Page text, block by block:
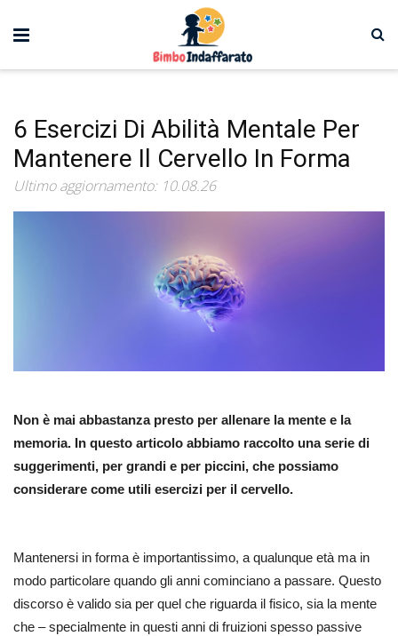
6 Esercizi Di Abilità Mentale Per
Mantenere Il Cervello In Forma
Ultimo aggiornamento: 10.08.26
Non è mai abbastanza presto per allenare la mente e la
memoria. In questo articolo abbiamo raccolto una serie di
suggerimenti, per grandi e per piccini, che possiamo
considerare come utili esercizi per il cervello.
Mantenersi in forma è importantissimo, a qualunque età ma in
modo particolare quando gli anni cominciano a passare. Questo
discorso è valido sia per quel che riguarda il fisico, sia la mente
che – specialmente in questi anni di fruizioni spesso passive